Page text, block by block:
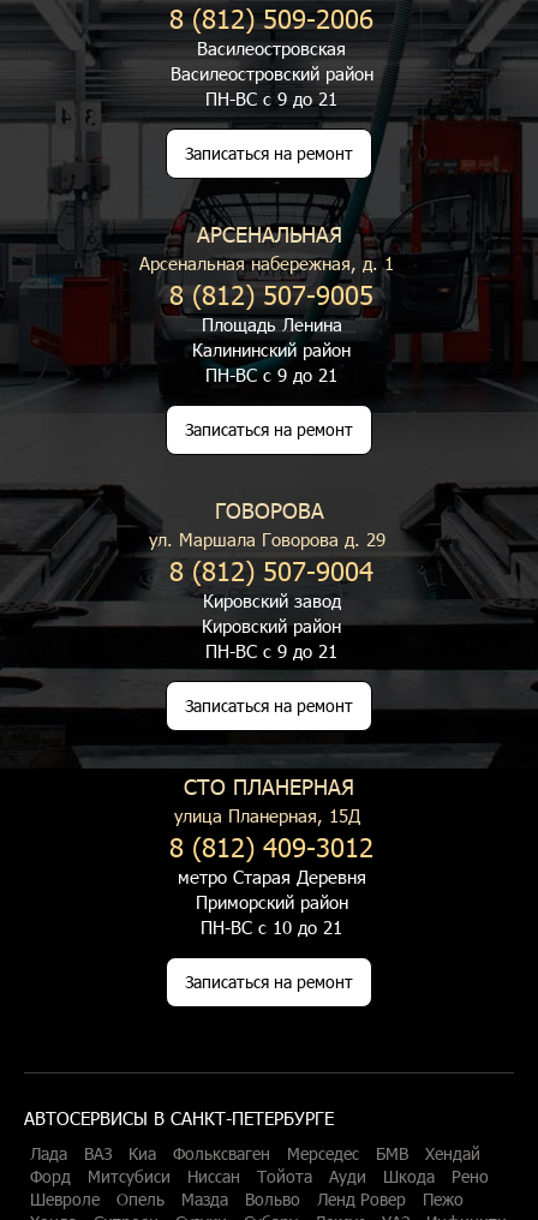
8 (812) 509-2006
Василеостровская
Василеостровский район
ПН-ВС с 9 до 21
Записаться на ремонт
АРСЕНАЛЬНАЯ
Арсенальная набережная, д. 1
8 (812) 507-9005
Площадь Ленина
Калининский район
ПН-ВС с 9 до 21
Записаться на ремонт
ГОВОРОВА
ул. Маршала Говорова д. 29
8 (812) 507-9004
Кировский завод
Кировский район
ПН-ВС с 9 до 21
Записаться на ремонт
СТО ПЛАНЕРНАЯ
улица Планерная, 15Д
8 (812) 409-3012
метро Старая Деревня
Приморский район
ПН-ВС с 10 до 21
Записаться на ремонт
АВТОСЕРВИСЫ В САНКТ-ПЕТЕРБУРГЕ
Лада ВАЗ Киа Фольксваген Мерседес БМВ
Хендай
Форд
Митсубиси Ниссан Тойота Ауди Шкода
Рено
Шевроле
Опель Мазда Вольво Ленд Ровер
Пежо